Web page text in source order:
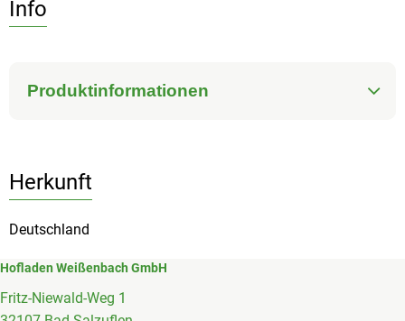
Info
Produktinformationen
Herkunft
Deutschland
Hofladen Weißenbach GmbH
Fritz-Niewald-Weg 1